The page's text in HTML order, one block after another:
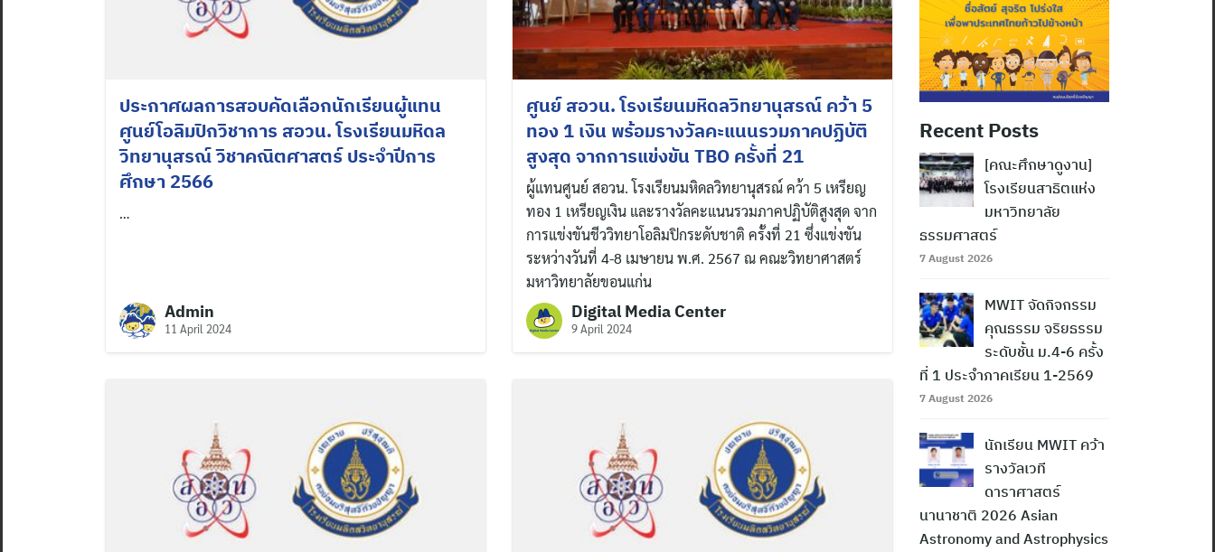
ประกาศผลการสอบคัดเลือกนักเรียนผู้แทน
ศูนย์โอลิมปิกวิชาการ สอวน. โรงเรียนมหิดล
วิทยานุสรณ์ วิชาคณิตศาสตร์ ประจำปีการ
ศึกษา 2566
…
Admin
11 April 2024
ศูนย์ สอวน. โรงเรียนมหิดลวิทยานุสรณ์ คว้า 5
ทอง 1 เงิน พร้อมรางวัลคะแนนรวมภาคปฏิบัติ
สูงสุด จากการแข่งขัน TBO ครั้งที่ 21
ผู้แทนศูนย์ สอวน. โรงเรียนมหิดลวิทยานุสรณ์ คว้า 5 เหรียญ
ทอง 1 เหรียญเงิน และรางวัลคะแนนรวมภาคปฏิบัติสูงสุด จาก
การแข่งขันชีววิทยาโอลิมปิกระดับชาติ ครั้งที่ 21 ซึ่งแข่งขัน
ระหว่างวันที่ 4-8 เมษายน พ.ศ. 2567 ณ คณะวิทยาศาสตร์
มหาวิทยาลัยขอนแก่น
Digital Media Center
9 April 2024
Recent Posts
[คณะศึกษาดูงาน]
โรงเรียนสาธิตแห่ง
มหาวิทยาลัย
ธรรมศาสตร์
7 August 2026
MWIT จัดกิจกรรม
คุณธรรม จริยธรรม
ระดับชั้น ม.4-6 ครั้ง
ที่ 1 ประจำภาคเรียน 1-2569
7 August 2026
นักเรียน MWIT คว้า
รางวัลเวที
ดาราศาสตร์
นานาชาติ 2026 Asian
Astronomy and Astrophysics